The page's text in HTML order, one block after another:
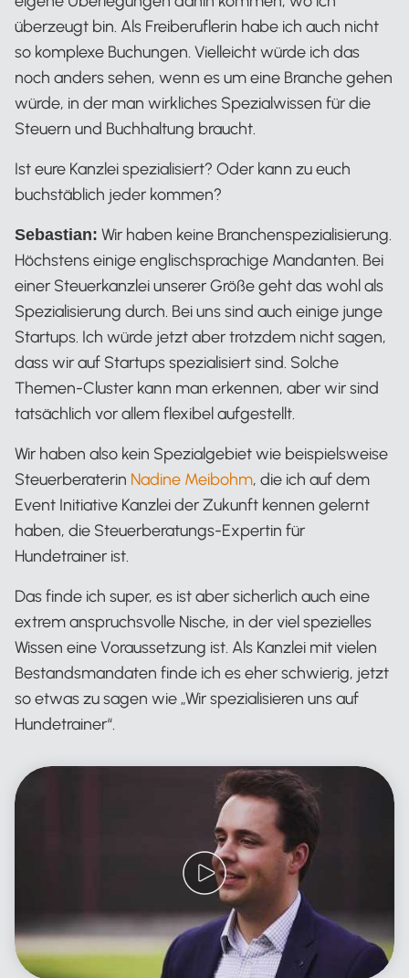
überzeugt bin. Als Freiberuflerin habe ich auch nicht
so komplexe Buchungen. Vielleicht würde ich das
noch anders sehen, wenn es um eine Branche gehen
würde, in der man wirkliches Spezialwissen für die
Steuern und Buchhaltung braucht.
Ist eure Kanzlei spezialisiert? Oder kann zu euch
buchstäblich jeder kommen?
Sebastian: Wir haben keine Branchenspezialisierung.
Höchstens einige englischsprachige Mandanten. Bei
einer Steuerkanzlei unserer Größe geht das wohl als
Spezialisierung durch. Bei uns sind auch einige junge
Startups. Ich würde jetzt aber trotzdem nicht sagen,
dass wir auf Startups spezialisiert sind. Solche
Themen-Cluster kann man erkennen, aber wir sind
tatsächlich vor allem flexibel aufgestellt.
Wir haben also kein Spezialgebiet wie beispielsweise
Steuerberaterin Nadine Meibohm, die ich auf dem
Event Initiative Kanzlei der Zukunft kennen gelernt
haben, die Steuerberatungs-Expertin für
Hundetrainer ist.
Das finde ich super, es ist aber sicherlich auch eine
extrem anspruchsvolle Nische, in der viel spezielles
Wissen eine Voraussetzung ist. Als Kanzlei mit vielen
Bestandsmandaten finde ich es eher schwierig, jetzt
so etwas zu sagen wie „Wir spezialisieren uns auf
Hundetrainer“.